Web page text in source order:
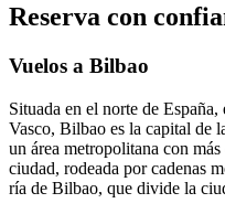
Reserva con
Vuelos a Bilbao
Situada en el norte de
Vasco, Bilbao es la capital de
un área metropolitana con
ciudad, rodeada por cadenas
ría de Bilbao, que divide la